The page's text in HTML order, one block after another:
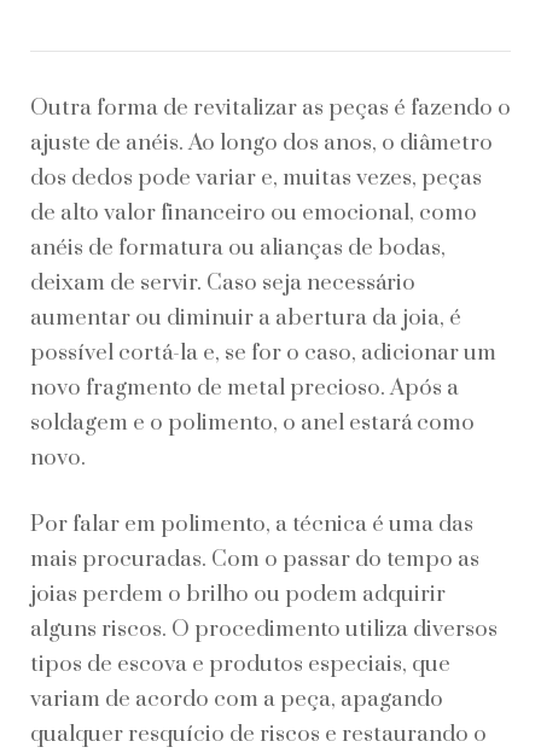
Outra forma de revitalizar as peças é fazendo o
ajuste de anéis. Ao longo dos anos, o diâmetro
dos dedos pode variar e, muitas vezes, peças
de alto valor financeiro ou emocional, como
anéis de formatura ou alianças de bodas,
deixam de servir. Caso seja necessário
aumentar ou diminuir a abertura da joia, é
possível cortá-la e, se for o caso, adicionar um
novo fragmento de metal precioso. Após a
soldagem e o polimento, o anel estará como
novo.
Por falar em polimento, a técnica é uma das
mais procuradas. Com o passar do tempo as
joias perdem o brilho ou podem adquirir
alguns riscos. O procedimento utiliza diversos
tipos de escova e produtos especiais, que
variam de acordo com a peça, apagando
qualquer resquício de riscos e restaurando o